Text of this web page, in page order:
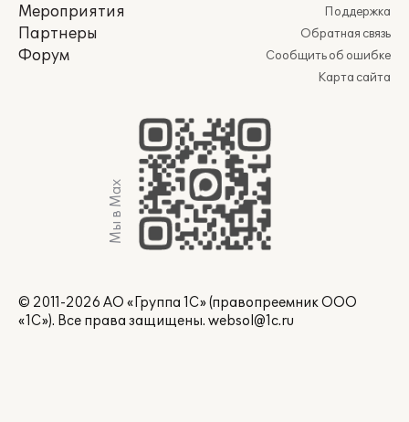
Мероприятия
Партнеры
Форум
Поддержка
Обратная связь
Сообщить об ошибке
Карта сайта
Мы в Max
© 2011-2026 АО «Группа 1С» (правопреемник ООО
«1С»). Все права защищены. websol@1c.ru